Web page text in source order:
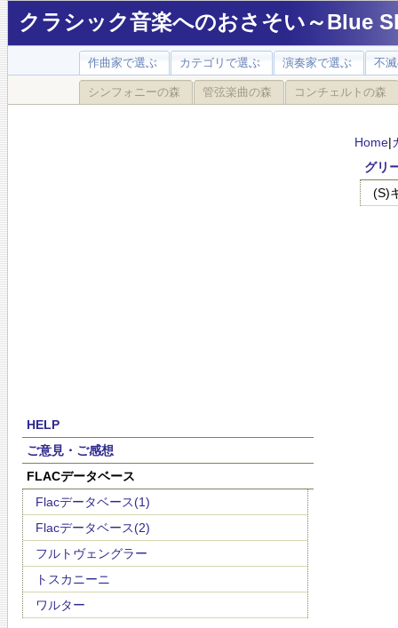
クラシック音楽へのおさそい～Blue
作曲家で選ぶ カテゴリで選ぶ 演奏家で選ぶ 不
シンフォニーの森 管弦楽曲の森 コンチェルトの森
HELP
ご意見・ご感想
FLACデータベース
Flacデータベース(1)
Flacデータベース(2)
フルトヴェングラー
トスカニーニ
ワルター
Home|
グリ
(S)